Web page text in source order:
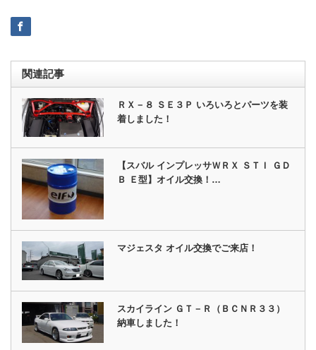
関連記事
ＲＸ－８ ＳＥ３Ｐ いろいろとパーツを装
着しました！
【スバル インプレッサＷＲＸ ＳＴＩ ＧＤ
Ｂ Ｅ型】オイル交換！…
マジェスタ オイル交換でご来店！
スカイライン ＧＴ－Ｒ（ＢＣＮＲ３３）
納車しました！